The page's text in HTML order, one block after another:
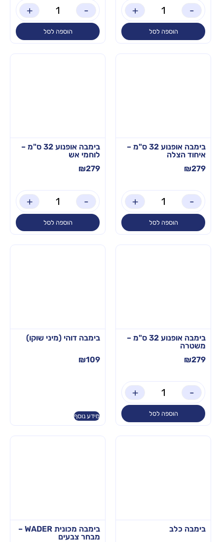
-
+
הוספה לסל
-
+
הוספה לסל
בימבה אופנוע 32 ס"מ –
איחוד הצלה
₪279
-
+
הוספה לסל
בימבה אופנוע 32 ס"מ –
לוחמי אש
₪279
-
+
הוספה לסל
בימבה אופנוע 32 ס"מ –
משטרה
₪279
-
+
הוספה לסל
בימבה דוהי (מיני שוקו)
₪109
מידע נוסף
בימבה כלב
בימבה מכונית WADER –
מבחר צבעים